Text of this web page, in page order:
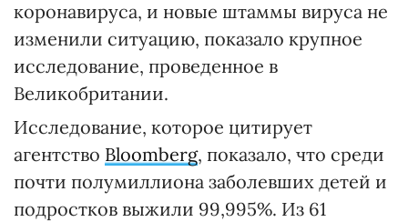
коронавируса, и новые штаммы вируса не
изменили ситуацию, показало крупное
исследование, проведенное в
Великобритании.
Исследование, которое цитирует
агентство Bloomberg, показало, что среди
почти полумиллиона заболевших детей и
подростков выжили 99,995%. Из 61